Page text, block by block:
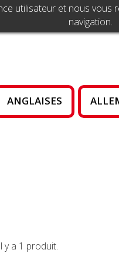
utilisateur et nous
navigation.
ANGLAISES
y a 1 produit.